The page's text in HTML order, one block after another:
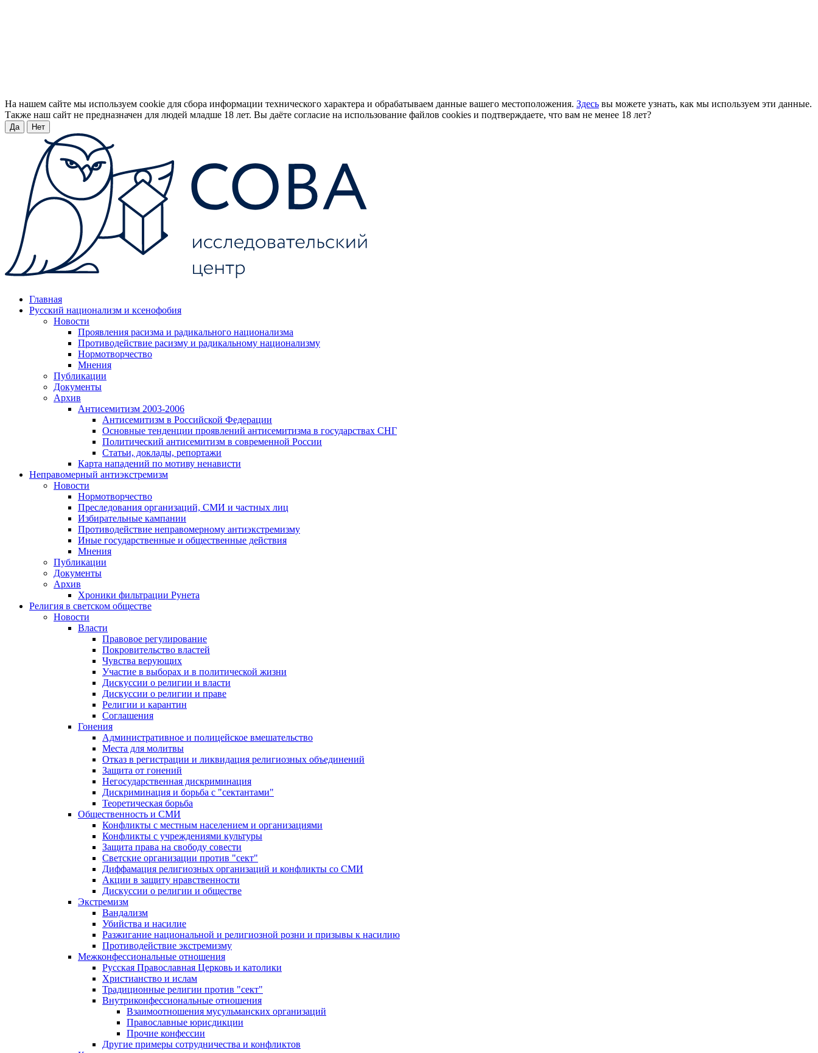
На нашем сайте мы используем cookie для сбора информации технического характера и обрабатываем данные вашего местоположения. Здесь вы можете узнать, как мы используем эти данные.
Также наш сайт не предназначен для людей младше 18 лет. Вы даёте согласие на использование файлов cookies и подтверждаете, что вам не менее 18 лет?
Да Нет
Главная
Русский национализм и ксенофобия
Новости
Проявления расизма и радикального национализма
Противодействие расизму и радикальному национализму
Нормотворчество
Мнения
Публикации
Документы
Архив
Антисемитизм 2003-2006
Антисемитизм в Российской Федерации
Основные тенденции проявлений антисемитизма в государствах СНГ
Политический антисемитизм в современной России
Статьи, доклады, репортажи
Карта нападений по мотиву ненависти
Неправомерный антиэкстремизм
Новости
Нормотворчество
Преследования организаций, СМИ и частных лиц
Избирательные кампании
Противодействие неправомерному антиэкстремизму
Иные государственные и общественные действия
Мнения
Публикации
Документы
Архив
Хроники фильтрации Рунета
Религия в светском обществе
Новости
Власти
Правовое регулирование
Покровительство властей
Чувства верующих
Участие в выборах и в политической жизни
Дискуссии о религии и власти
Дискуссии о религии и праве
Религии и карантин
Соглашения
Гонения
Административное и полицейское вмешательство
Места для молитвы
Отказ в регистрации и ликвидация религиозных объединений
Защита от гонений
Негосударственная дискриминация
Дискриминация и борьба с "сектантами"
Теоретическая борьба
Общественность и СМИ
Конфликты с местным населением и организациями
Конфликты с учреждениями культуры
Защита права на свободу совести
Светские организации против "сект"
Диффамация религиозных организаций и конфликты со СМИ
Акции в защиту нравственности
Дискуссии о религии и обществе
Экстремизм
Вандализм
Убийства и насилие
Разжигание национальной и религиозной розни и призывы к насилию
Противодействие экстремизму
Межконфессиональные отношения
Русская Православная Церковь и католики
Христианство и ислам
Традиционные религии против "сект"
Внутриконфессиональные отношения
Взаимоотношения мусульманских организаций
Православные юрисдикции
Прочие конфессии
Другие примеры сотрудничества и конфликтов